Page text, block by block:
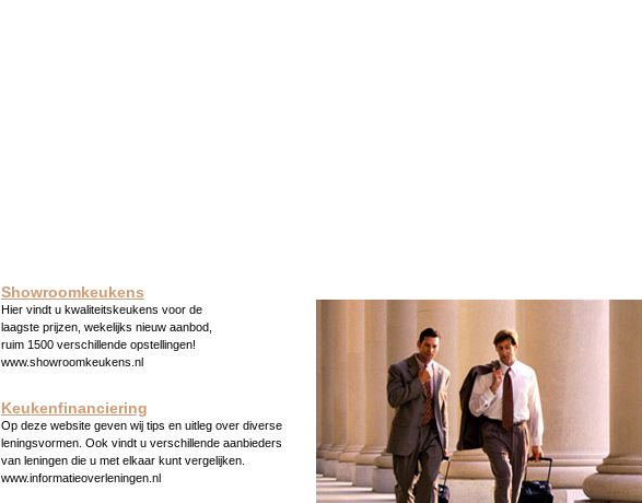
Showroomkeukens
Hier vindt u kwaliteitskeukens voor de
laagste prijzen, wekelijks nieuw aanbod,
ruim 1500 verschillende opstellingen!
www.showroomkeukens.nl
Keukenfinanciering
Op deze website geven wij tips en uitleg over diverse
leningsvormen. Ook vindt u verschillende aanbieders
van leningen die u met elkaar kunt vergelijken.
www.informatieoverleningen.nl